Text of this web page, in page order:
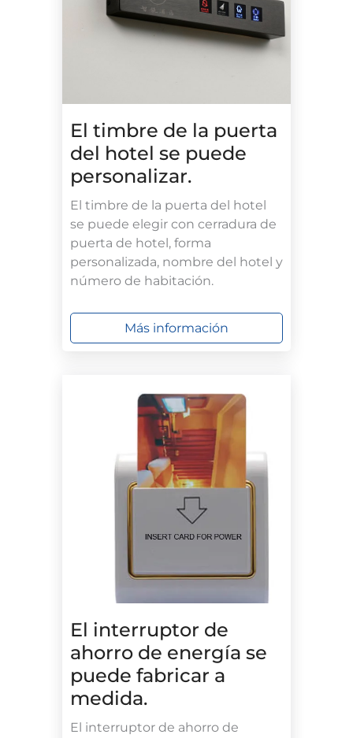
El timbre de la puerta
del hotel se puede
personalizar.
El timbre de la puerta del hotel
se puede elegir con cerradura de
puerta de hotel, forma
personalizada, nombre del hotel y
número de habitación.
Más información
El interruptor de
ahorro de energía se
puede fabricar a
medida.
El interruptor de ahorro de